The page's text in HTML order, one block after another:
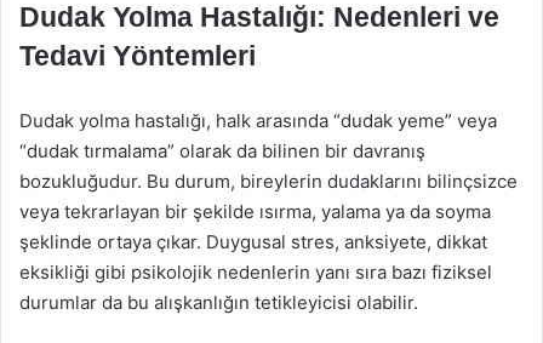
Dudak Yolma Hastalığı: Nedenleri ve
Tedavi Yöntemleri
Dudak yolma hastalığı, halk arasında “dudak yeme” veya
“dudak tırmalama” olarak da bilinen bir davranış
bozukluğudur. Bu durum, bireylerin dudaklarını bilinçsizce
veya tekrarlayan bir şekilde ısırma, yalama ya da soyma
şeklinde ortaya çıkar. Duygusal stres, anksiyete, dikkat
eksikliği gibi psikolojik nedenlerin yanı sıra bazı fiziksel
durumlar da bu alışkanlığın tetikleyicisi olabilir.